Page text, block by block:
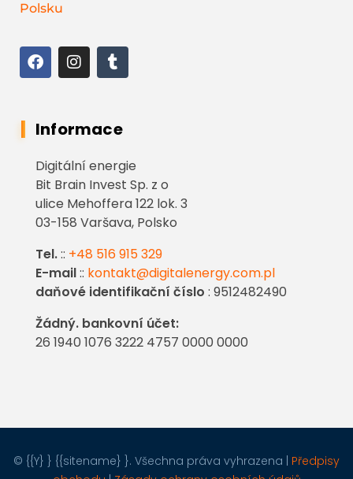
Polsku
Informace
Digitální energie
Bit Brain Invest Sp. z o
ulice Mehoffera 122 lok. 3
03-158 Varšava, Polsko
Tel.:: +48 516 915 329
E-mail:: kontakt@digitalenergy.com.pl
daňové identifikační číslo : 9512482490
Žádný. bankovní účet:
26 1940 1076 3222 4757 0000 0000
© {{Y} } {{sitename} }. Všechna práva vyhrazena |
Předpisy